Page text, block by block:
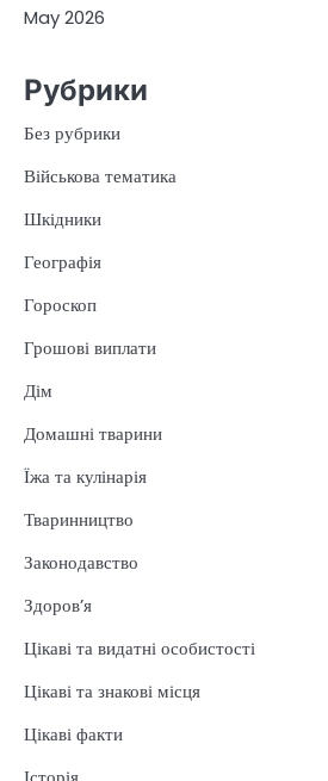
May 2026
Рубрики
Без рубрики
Військова тематика
Шкідники
Географія
Гороскоп
Грошові виплати
Дім
Домашні тварини
Їжа та кулінарія
Тваринництво
Законодавство
Здоров’я
Цікаві та видатні особистості
Цікаві та знакові місця
Цікаві факти